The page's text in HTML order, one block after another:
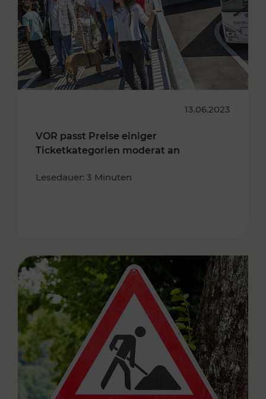
13.06.2023
VOR passt Preise einiger
Ticketkategorien moderat an
Lesedauer: 3 Minuten